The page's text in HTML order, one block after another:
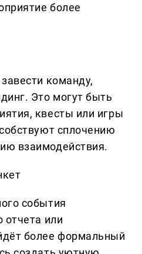
более
команду,
Это могут быть
квесты или игры
сплочению
взаимодействия.
события
отчета или
более формальный